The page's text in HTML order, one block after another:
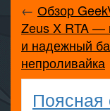
← Обзор
Zeus X RTA —
и надежный
непроливайка